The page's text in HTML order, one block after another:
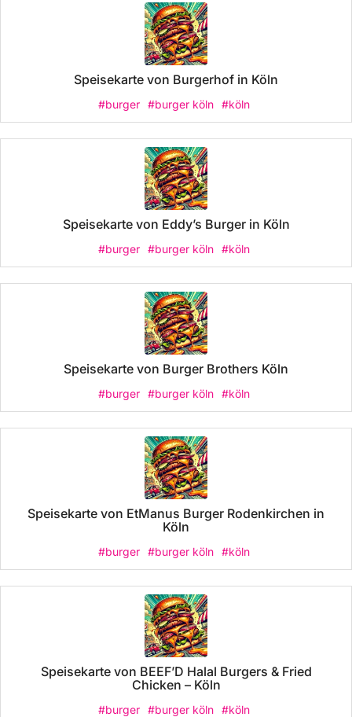
Speisekarte von Burgerhof in Köln
#burger #burger köln #köln
Speisekarte von Eddy’s Burger in Köln
#burger #burger köln #köln
Speisekarte von Burger Brothers Köln
#burger #burger köln #köln
Speisekarte von EtManus Burger Rodenkirchen in
Köln
#burger #burger köln #köln
Speisekarte von BEEF’D Halal Burgers & Fried
Chicken – Köln
#burger #burger köln #köln